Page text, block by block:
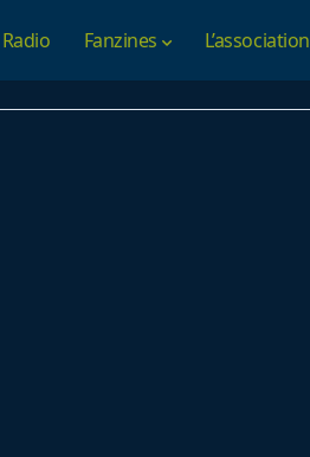
Radio Fanzines L’association